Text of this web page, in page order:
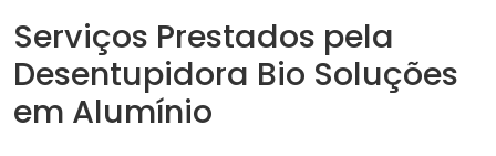
Serviços Prestados pela
Desentupidora Bio Soluções
em Alumínio